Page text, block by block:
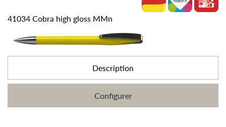
41034 Cobra high gloss MMn
Description
Configurer